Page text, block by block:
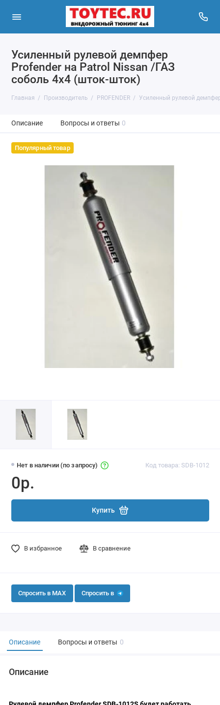
Усиленный рулевой демпфер
Profender на Patrol Nissan /ГАЗ
соболь 4х4 (шток-шток)
Главная Производитель PROFENDER Усиленный рулевой
Описание Вопросы и ответы 0
Популярный товар
Нет в наличии (по запросу) Код товара: SDB-1012
0р.
Купить
В избранное В сравнение
Спросить в MAX Спросить в
Описание Вопросы и ответы 0
Описание